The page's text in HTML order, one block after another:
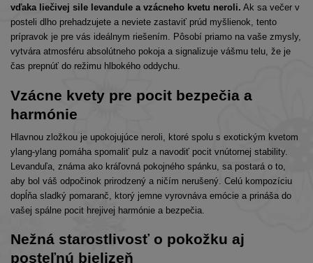
vďaka liečivej sile levandule a vzácneho kvetu neroli. Ak sa večer v
posteli dlho prehadzujete a neviete zastaviť prúd myšlienok, tento
prípravok je pre vás ideálnym riešením. Pôsobí priamo na vaše zmysly,
vytvára atmosféru absolútneho pokoja a signalizuje vášmu telu, že je
čas prepnúť do režimu hlbokého oddychu.
Vzácne kvety pre pocit bezpečia a
harmónie
Hlavnou zložkou je upokojujúce neroli, ktoré spolu s exotickým kvetom
ylang-ylang pomáha spomaliť pulz a navodiť pocit vnútornej stability.
Levanduľa, známa ako kráľovná pokojného spánku, sa postará o to,
aby bol váš odpočinok prirodzený a ničím nerušený. Celú kompozíciu
dopĺňa sladký pomaranč, ktorý jemne vyrovnáva emócie a prináša do
vašej spálne pocit hrejivej harmónie a bezpečia.
Nežná starostlivosť o pokožku aj
posteľnú bielizeň